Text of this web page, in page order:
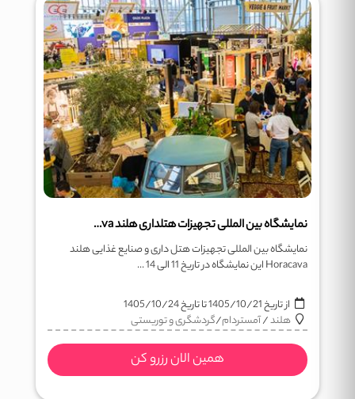
نمایشگاه بین المللی تجهیزات هتلداری هلند Horacava
نمایشگاه بین المللی تجهیزات هتل داری و صنایع غذایی هلند
Horacava این نمایشگاه در تاریخ 11 الی 14 ...
از تاریخ1405/10/21تا تاریخ1405/10/24
هلند/آمستردام/گردشگری و توریستی
همین الان رزرو کن